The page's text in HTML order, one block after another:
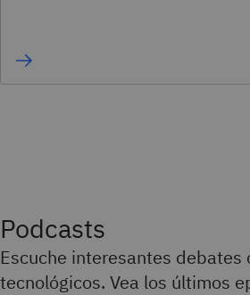
Podcasts
Escuche interesantes debates
tecnológicos. Vea los últimos